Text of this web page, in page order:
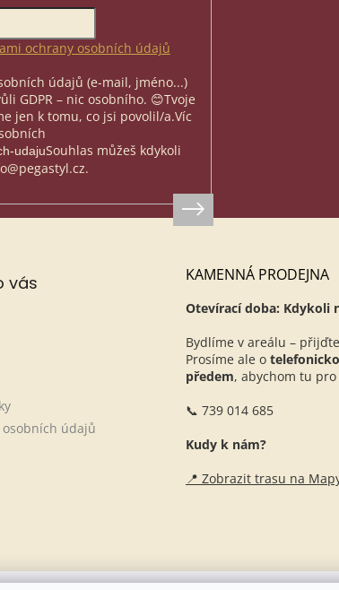
ochrany osobních údajů
údajů (e-mail, jméno...)
GDPR – nic osobního. 😊Tvoje
jen k tomu, co jsi povolil/a.Víc
udajuSouhlas můžeš kdykoli
vás
údajů
KAMENNÁ PRODEJNA
Otevírací doba: Kdykoli
Bydlíme v areálu –
Prosíme ale o
předem, abychom tu
📞 739 014 685
Kudy k nám?
📍 Zobrazit trasu na